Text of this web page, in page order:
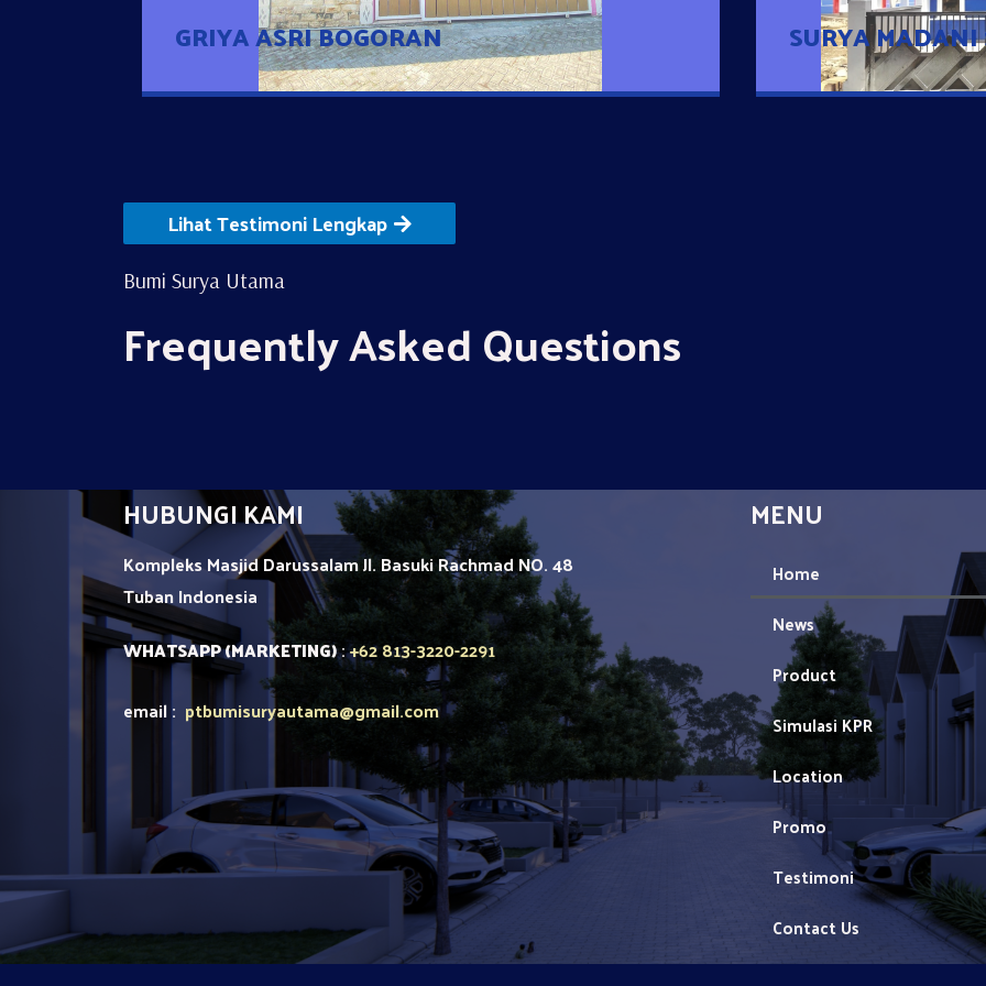
GRIYA ASRI BOGORAN SURYA
Lihat Testimoni Lengkap
Bumi Surya Utama
Frequently Asked Questions
HUBUNGI KAMI
Kompleks Masjid Darussalam Jl. Basuki Rachmad NO. 48
TubanIndonesia
WHATSAPP (MARKETING):+62 813-3220-2291
email : ptbumisuryautama@gmail.com
MENU
Home
News
Product
Simulasi KPR
Location
Promo
Testimoni
Contact Us